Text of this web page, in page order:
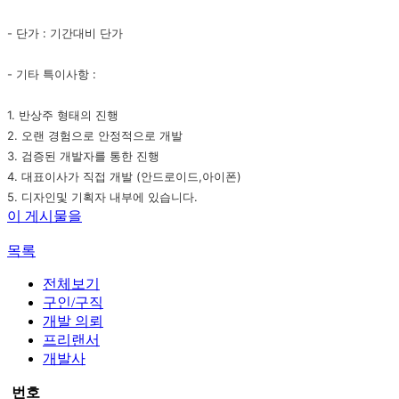
- 단가 : 기간대비 단가
- 기타 특이사항 :
1. 반상주 형태의 진행
2. 오랜 경험으로 안정적으로 개발
3. 검증된 개발자를 통한 진행
4. 대표이사가 직접 개발 (안드로이드,아이폰)
5. 디자인및 기획자 내부에 있습니다.
이 게시물을
목록
전체보기
구인/구직
개발 의뢰
프리랜서
개발사
번호